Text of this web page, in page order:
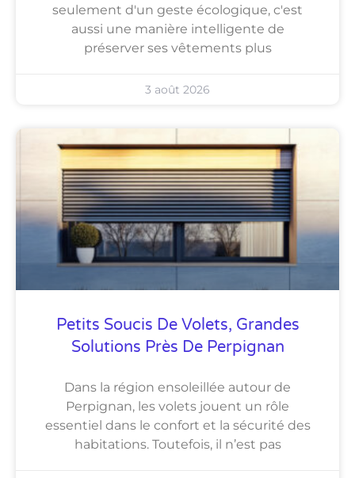
seulement d'un geste écologique, c'est
aussi une manière intelligente de
préserver ses vêtements plus
3 août 2026
Petits Soucis De Volets, Grandes
Solutions Près De Perpignan
Dans la région ensoleillée autour de
Perpignan, les volets jouent un rôle
essentiel dans le confort et la sécurité des
habitations. Toutefois, il n’est pas